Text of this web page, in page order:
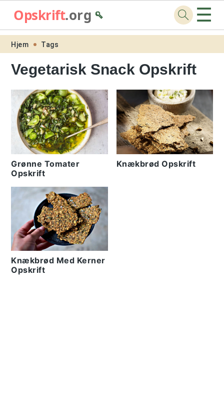
Skip
primary
navigation
Skip
main
content
Skip
primary
sidebar
Skip
footer
Opskrift.org🥄 ☰
Hjem Tags
Vegetarisk Snack Opskrift
Grønne Tomater
Opskrift
Knækbrød Opskrift
Knækbrød Med Kerner
Opskrift